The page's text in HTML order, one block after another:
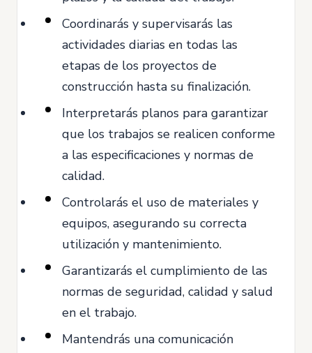
Coordinarás y supervisarás las
actividades diarias en todas las
etapas de los proyectos de
construcción hasta su finalización.
Interpretarás planos para garantizar
que los trabajos se realicen conforme
a las especificaciones y normas de
calidad.
Controlarás el uso de materiales y
equipos, asegurando su correcta
utilización y mantenimiento.
Garantizarás el cumplimiento de las
normas de seguridad, calidad y salud
en el trabajo.
Mantendrás una comunicación